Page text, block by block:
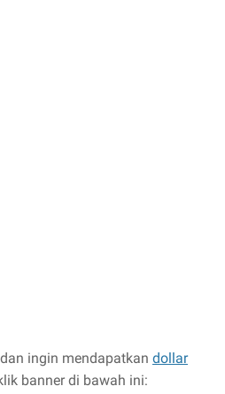
ingin mendapatkan dollar
banner di bawah ini: